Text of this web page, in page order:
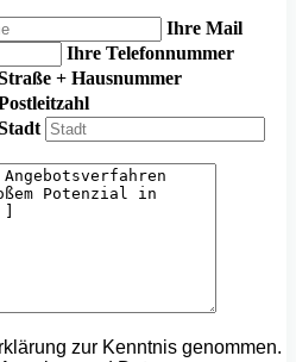
Ihre Mail
Ihre Telefonnummer
+ Hausnummer
zur Kenntnis genommen.